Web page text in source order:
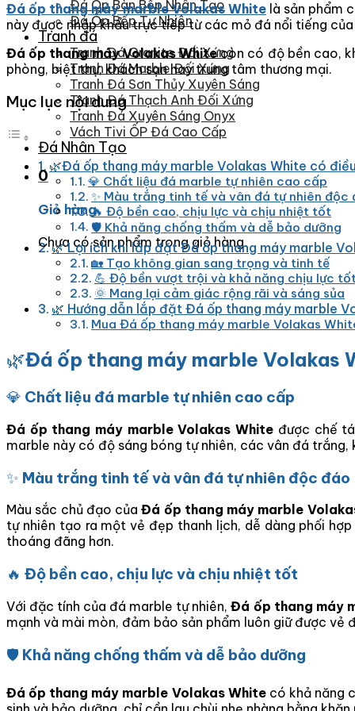
Đá Ốp Bàn Bếp Nhân Tạo
Đá Ốp Bếp Tự Nhiên
Tranh đá
Tranh Đá Granite Đối Xứng
Tranh Đá Marble Đối Xứng
Tranh Đá Sơn Thủy Xuyên Sáng
Tranh Đá Thạch Anh Đối Xứng
Tranh Đá Xuyên Sáng Onyx
Vách Tivi ỐP Đá Cao Cấp
Đá Nhân Tạo
0
Giỏ hàng
Chưa có sản phẩm trong giỏ hàng.
Đá ốp thang máy marble Volakas Whitelà sản phẩm
này được nhập khẩu trực tiếp từ các mỏ đá nổi tiếng
Đá ốp thang máy Volakas Whitecòn có độ bền cao,
phòng, biệt thự, khách sạn hay trung tâm thương mại.
Mục lục nội dung
🌿Đá ốp thang máy marble Volakas White có
💎 Chất liệu đá marble tự nhiên cao cấp
✨ Màu trắng tinh tế và vân đá tự nhiên độc
🔥 Độ bền cao, chịu lực và chịu nhiệt tốt
🛡️ Khả năng chống thấm và dễ bảo dưỡng
🌿 Lợi ích khi lắp đặt Đá ốp thang máy marble
🏡 Tạo không gian sang trọng và tinh tế
💪 Độ bền vượt trội và khả năng chịu lực
🌞 Mang lại cảm giác rộng rãi và sáng sủa
🌿 Hướng dẫn lắp đặt Đá ốp thang máy marble
Mua Đá ốp thang máy marble Volakas
🌿Đá ốp thang máy marble Volakas
💎 Chất liệu đá marble tự nhiên cao cấp
Đá ốp thang máy marble Volakas White được chế
marble này có độ sáng bóng tự nhiên, các vân đá
✨ Màu trắng tinh tế và vân đá tự nhiên độc đáo
Màu sắc chủ đạo củaĐá ốp thang máy marble
tự nhiên tạo ra một vẻ đẹp thanh lịch, dễ dàng phối
thoáng đãng hơn.
🔥 Độ bền cao, chịu lực và chịu nhiệt tốt
Với đặc tính của đá marble tự nhiên,Đá ốp thang máy
mạnh và mài mòn, đảm bảo sản phẩm luôn giữ được vẻ
🛡️ Khả năng chống thấm và dễ bảo dưỡng
Đá ốp thang máy marble Volakas Whitecó khả năng